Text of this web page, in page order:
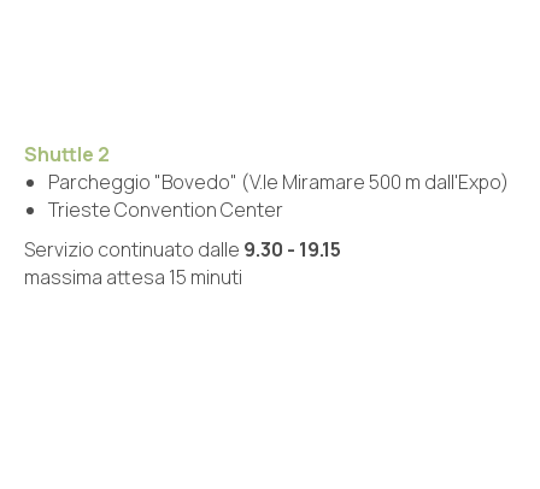
Shuttle 2
Parcheggio "Bovedo" (V.le Miramare 500 m dall'Expo)
Trieste Convention Center
Servizio continuato dalle 9.30 - 19.15
massima attesa 15 minuti